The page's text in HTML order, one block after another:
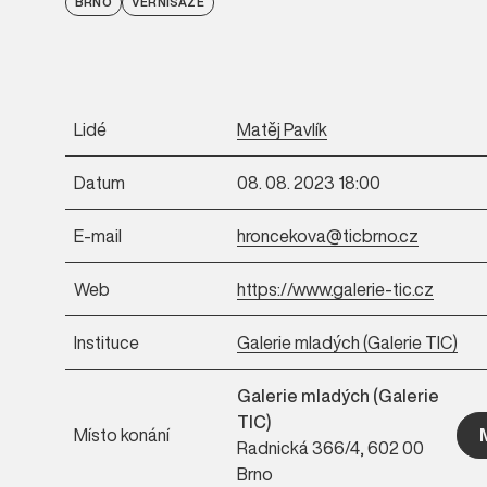
Lidé Matěj Pavlík
Datum 08. 08. 2023 18:00
E-mail hroncekova@ticbrno.cz
Web https://www.galerie-tic.cz
Instituce Galerie mladých (Galerie TIC)
Místo konání
Galerie mladých (Galerie
TIC)
Radnická 366/4, 602 00
Brno